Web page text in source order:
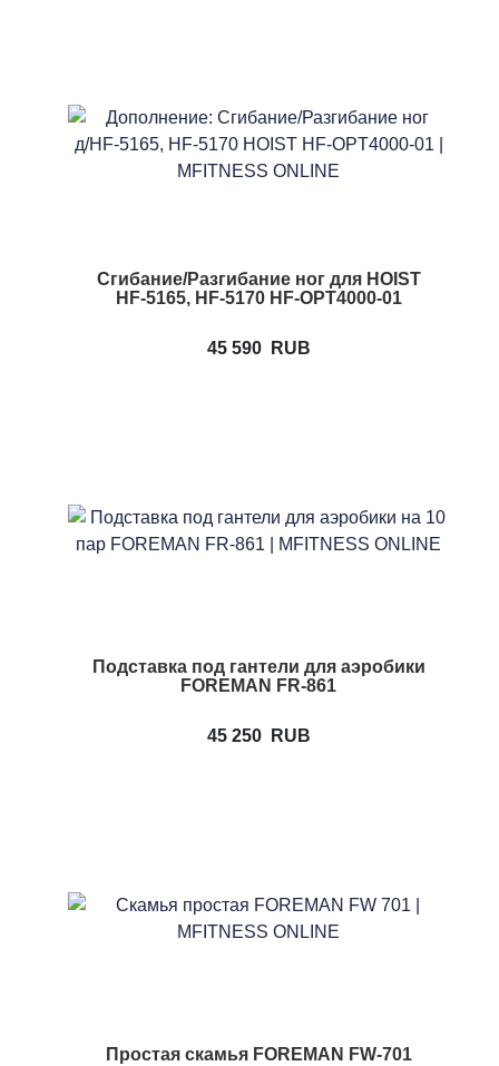
Сгибание/Разгибание ног для HOIST
HF-5165, HF-5170 HF-OPT4000-01
45 590 RUB
Подставка под гантели для аэробики
FOREMAN FR-861
45 250 RUB
Простая скамья FOREMAN FW-701